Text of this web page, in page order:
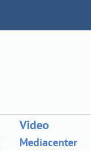
Video
Mediacenter